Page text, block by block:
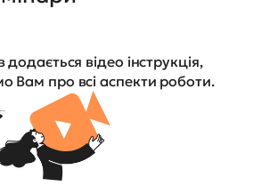
додається відео інструкція,
Вам про всі аспекти роботи.